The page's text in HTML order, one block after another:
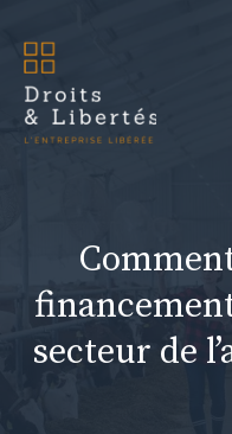
contenu
secteur de